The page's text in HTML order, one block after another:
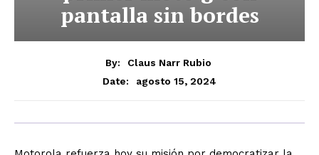
pantalla sin bordes
By:
Claus Narr Rubio
Date:
agosto 15, 2024